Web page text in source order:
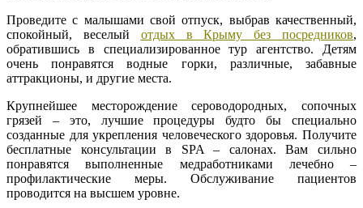
Проведите с малышами свой отпуск, выбрав качественный,
спокойный, веселый отдых в Крыму без посредников,
обратившись в специализированное тур агентство. Детям
очень понравятся водные горки, различные, забавные
аттракционы, и другие места.
Крупнейшее месторождение сероводородных, сопочных
грязей – это, лучшие процедуры будто бы специально
созданные для укрепления человеческого здоровья. Получите
бесплатные консультации в SPA – салонах. Вам сильно
понравятся выполненные медработниками лечебно –
профилактические меры. Обслуживание пациентов
проводится на высшем уровне.